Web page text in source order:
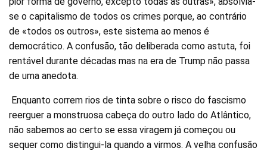
se o capitalismo de todos os crimes porque, ao contrário
de «todos os outros», este sistema ao menos é
democrático. A confusão, tão deliberada como astuta, foi
rentável durante décadas mas na era de Trump não passa
de uma anedota.
Enquanto correm rios de tinta sobre o risco do fascismo
reerguer a monstruosa cabeça do outro lado do Atlântico,
não sabemos ao certo se essa viragem já começou ou
sequer como distingui-la quando a virmos. A velha confusão